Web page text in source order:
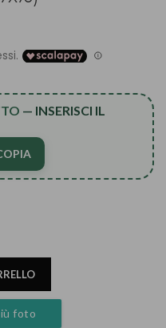
— INSERISCI IL
foto